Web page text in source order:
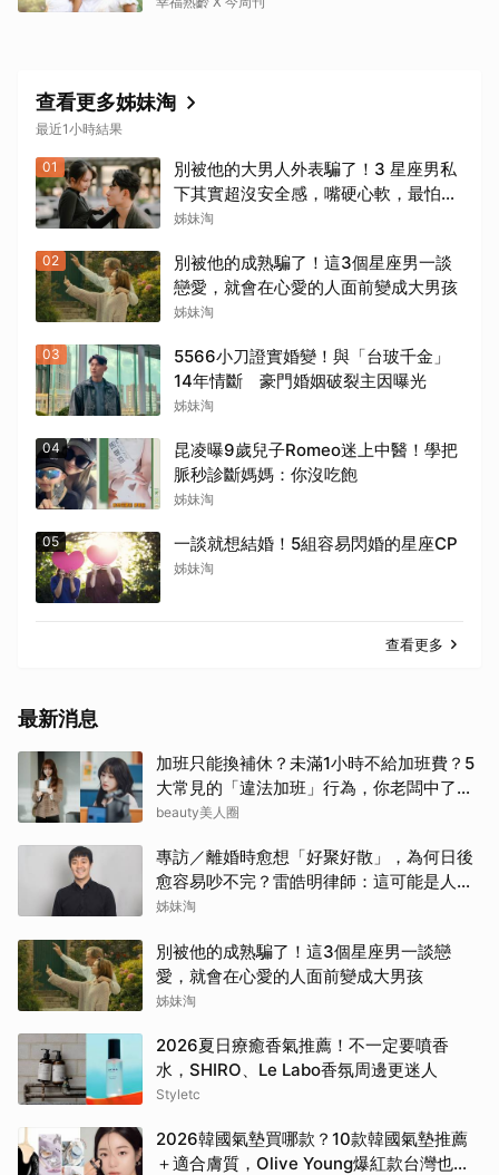
查看更多姊妹淘
最近1小時結果
01
別被他的大男人外表騙了！3 星座男私
下其實超沒安全感，嘴硬心軟，最怕失
去你
姊妹淘
02
別被他的成熟騙了！這3個星座男一談
戀愛，就會在心愛的人面前變成大男孩
姊妹淘
03
5566小刀證實婚變！與「台玻千金」
14年情斷 豪門婚姻破裂主因曝光
姊妹淘
04
昆凌曝9歲兒子Romeo迷上中醫！學把
脈秒診斷媽媽：你沒吃飽
姊妹淘
05 一談就想結婚！5組容易閃婚的星座CP
姊妹淘
查看更多
最新消息
加班只能換補休？未滿1小時不給加班費？5
大常見的「違法加班」行為，你老闆中了幾
項？
beauty美人圈
專訪／離婚時愈想「好聚好散」，為何日後
愈容易吵不完？雷皓明律師：這可能是人生
最貴的一份協議書
姊妹淘
別被他的成熟騙了！這3個星座男一談戀
愛，就會在心愛的人面前變成大男孩
姊妹淘
2026夏日療癒香氣推薦！不一定要噴香
水，SHIRO、Le Labo香氛周邊更迷人
Styletc
2026韓國氣墊買哪款？10款韓國氣墊推薦
＋適合膚質，Olive Young爆紅款台灣也能